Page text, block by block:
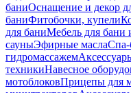
баниОснащение и декор
баниФитобочки, купели
для баниМебель для бани
сауныЭфирные маслаСпа-
гидромассажем
техникиНавесное
мотоблоковПрицепы для